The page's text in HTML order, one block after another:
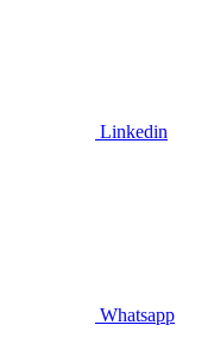
Linkedin
Whatsapp